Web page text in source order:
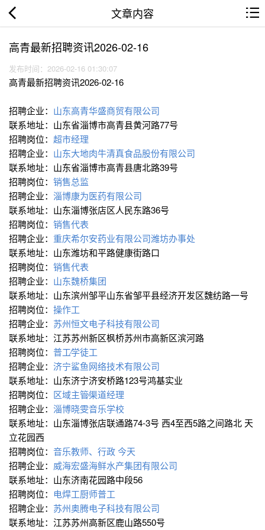
文章内容
高青最新招聘资讯2026-02-16
发布时间：2026-02-16 01:30:07
高青最新招聘资讯2026-02-16
招聘企业： 山东高青华盛商贸有限公司
联系地址：山东省淄博市高青县黄河路77号
招聘岗位： 超市经理
招聘企业： 山东大地肉牛清真食品股份有限公司
联系地址：山东省淄博市高青县唐北路39号
招聘岗位： 销售总监
招聘企业： 淄博康为医药有限公司
联系地址：山东淄博张店区人民东路36号
招聘岗位： 销售代表
招聘企业： 重庆希尔安药业有限公司潍坊办事处
联系地址：山东潍坊和平路健康街路口
招聘岗位： 销售代表
招聘企业： 山东魏桥集团
联系地址：山东滨州邹平山东省邹平县经济开发区魏纺路一号
招聘岗位： 操作工
招聘企业： 苏州恒文电子科技有限公司
联系地址：江苏苏州新区枫桥苏州市高新区滨河路
招聘岗位： 普工∕学徒工
招聘企业： 济宁鲨鱼网络技术有限公司
联系地址：山东济宁济安桥路123号鸿基实业
招聘岗位： 区域主管∕渠道经理
招聘企业： 淄博晓雯音乐学校
联系地址：山东淄博张店联通路74-3号 西4至西5路之间路北 天
立花园西
招聘岗位： 音乐教师、行政 今天
招聘企业： 威海宏盛海鲜水产集团有限公司
联系地址：山东济南花园路中段56
招聘岗位： 电焊工厨师普工
招聘企业： 苏州奥腾电子科技有限公司
联系地址：江苏苏州高新区鹿山路550号